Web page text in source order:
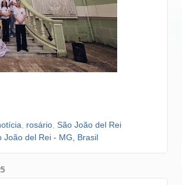
rosário São João del Rei
João del Rei - MG, Brasil